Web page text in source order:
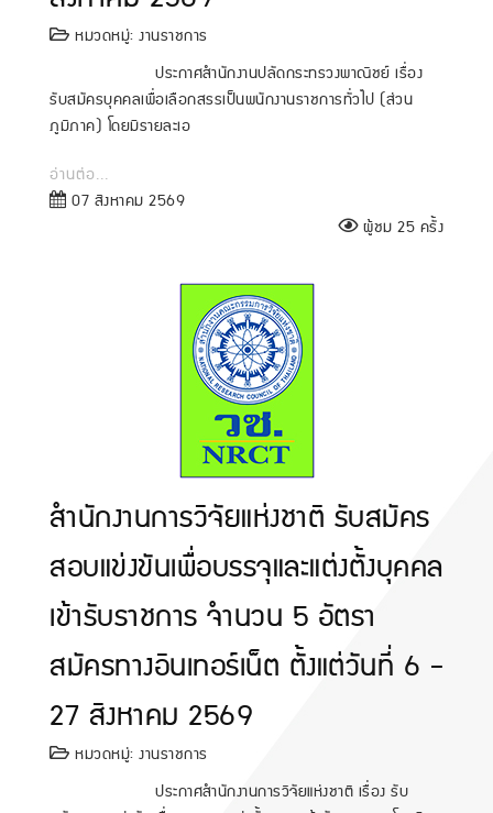
หมวดหมู่: งานราชการ
ประกาศสำนักงานปลัดกระทรวงพาณิชย์ เรื่อง
รับสมัครบุคคลเพื่อเลือกสรรเป็นพนักงานราชการทั่วไป (ส่วน
ภูมิภาค) โดยมีรายละเอ
อ่านต่อ...
07 สิงหาคม 2569
ผู้ชม 25 ครั้ง
สำนักงานการวิจัยแห่งชาติ รับสมัคร
สอบแข่งขันเพื่อบรรจุและแต่งตั้งบุคคล
เข้ารับราชการ จำนวน 5 อัตรา
สมัครทางอินเทอร์เน็ต ตั้งแต่วันที่ 6 -
27 สิงหาคม 2569
หมวดหมู่: งานราชการ
ประกาศสำนักงานการวิจัยแห่งชาติ เรื่อง รับ